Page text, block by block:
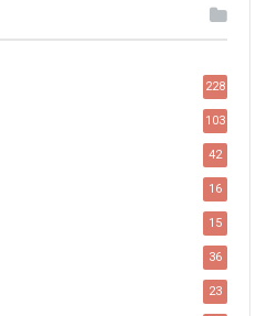
228
103
42
16
15
36
23